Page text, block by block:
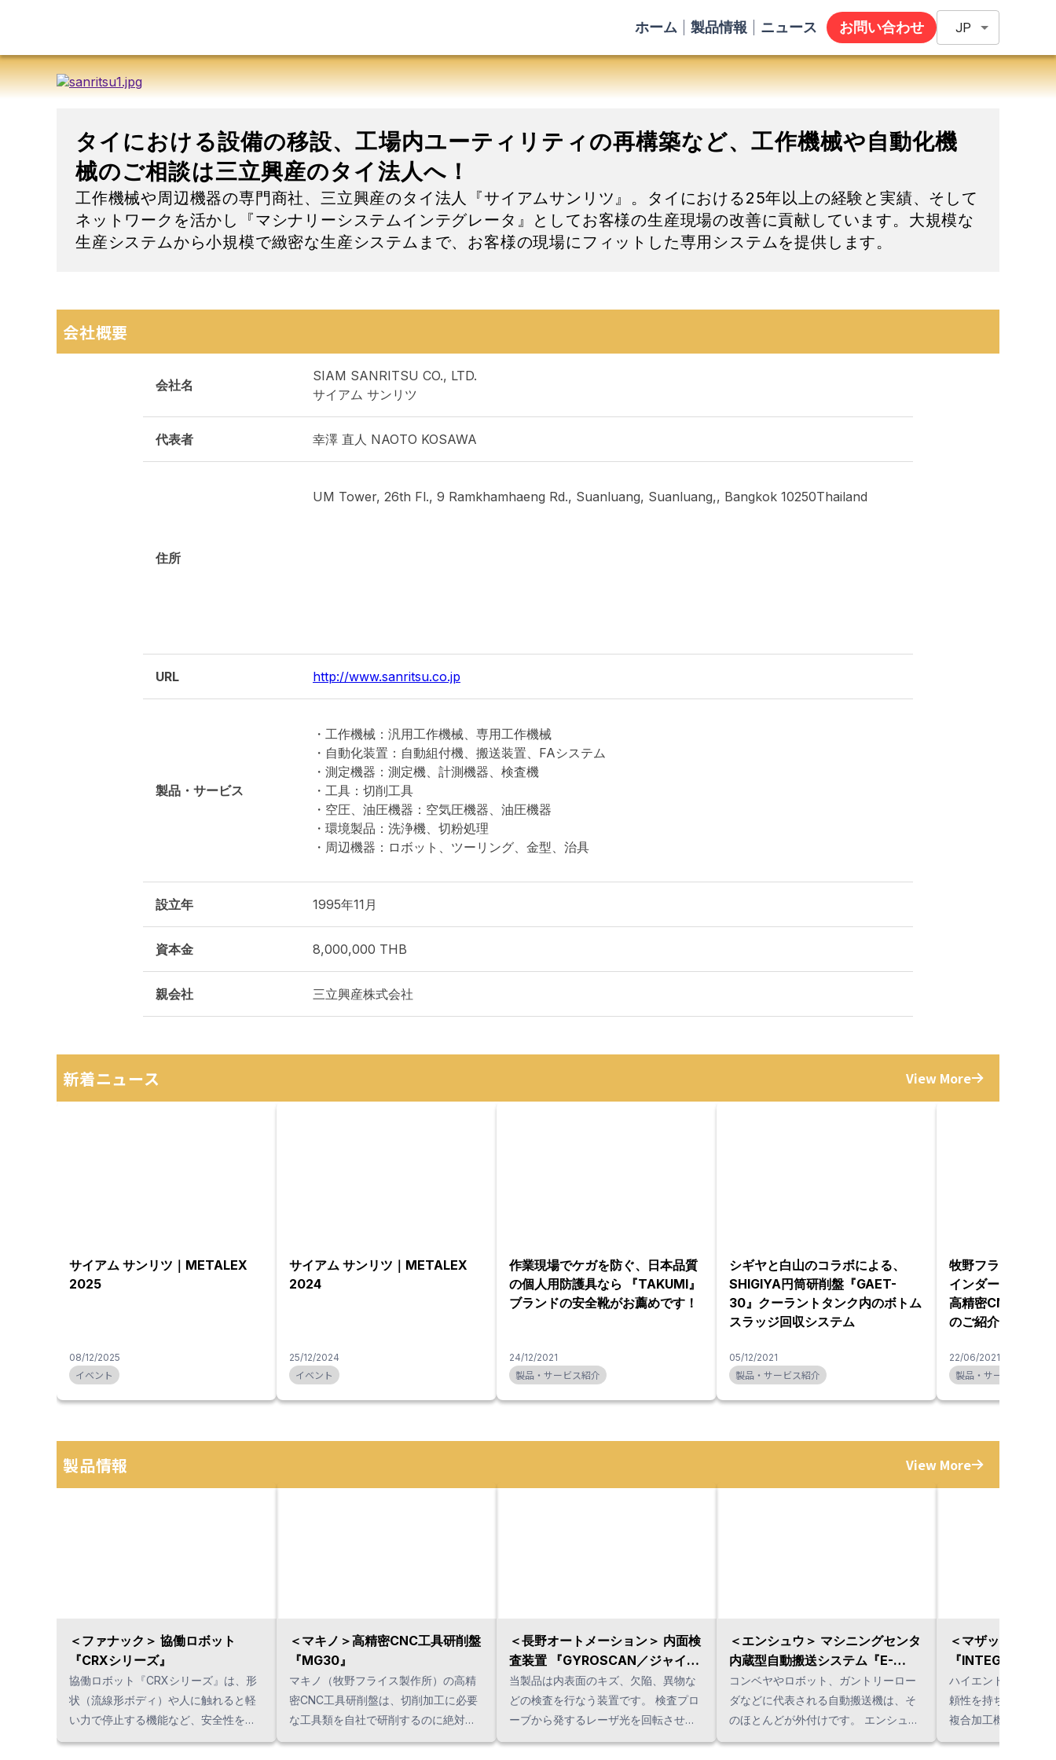
ホーム 製品情報 ニュース お問い合わせ JP
タイにおける設備の移設、工場内ユーティリティの再構築など、工作機械や自動化機
械のご相談は三立興産のタイ法人へ！
工作機械や周辺機器の専門商社、三立興産のタイ法人『サイアムサンリツ』。タイにおける25年以上の経験と実績、そして
ネットワークを活かし『マシナリーシステムインテグレータ』としてお客様の生産現場の改善に貢献しています。大規模な
生産システムから小規模で緻密な生産システムまで、お客様の現場にフィットした専用システムを提供します。
会社概要
会社名
SIAM SANRITSU CO., LTD.
サイアム サンリツ
代表者 幸澤 直人 NAOTO KOSAWA
住所
UM Tower, 26th Fl., 9 Ramkhamhaeng Rd., Suanluang, Suanluang,, Bangkok 10250Thailand
URL http://www.sanritsu.co.jp
製品・サービス
・工作機械：汎用工作機械、専用工作機械
・自動化装置：自動組付機、搬送装置、FAシステム
・測定機器：測定機、計測機器、検査機
・工具：切削工具
・空圧、油圧機器：空気圧機器、油圧機器
・環境製品：洗浄機、切粉処理
・周辺機器：ロボット、ツーリング、金型、治具
設立年 1995年11月
資本金 8,000,000 THB
親会社 三立興産株式会社
新着ニュース View More
サイアム サンリツ｜METALEX
2025
08/12/2025
イベント
サイアム サンリツ｜METALEX
2024
25/12/2024
イベント
作業現場でケガを防ぐ、日本品質
の個人用防護具なら 『TAKUMI』
ブランドの安全靴がお薦めです！
24/12/2021
製品・サービス紹介
シギヤと白山のコラボによる、
SHIGIYA円筒研削盤『GAET-
30』クーラントタンク内のボトム
スラッジ回収システム
05/12/2021
製品・サービス紹介
牧野フライス精機
インダー
高精密CNC工具
のご紹介
22/06/2021
製品・サービス紹介
製品情報 View More
＜ファナック＞ 協働ロボット
『CRXシリーズ』
協働ロボット『CRXシリーズ』は、形
状（流線形ボディ）や人に触れると軽
い力で停止する機能など、安全性を重
視しています。 また、クレーンなしで
＜マキノ＞高精密CNC工具研削盤
『MG30』
マキノ（牧野フライス製作所）の高精
密CNC工具研削盤は、切削加工に必要
な工具類を自社で研削するのに絶対に
必要な機械です。 なかでも『MG30』
＜長野オートメーション＞ 内面検
査装置 『GYROSCAN／ジャイロ
スキャン』
当製品は内表面のキズ、欠陥、異物な
どの検査を行なう装置です。 検査プロ
ーブから発するレーザ光を回転させな
がら円筒内を移動・検査します。 プロ
＜エンシュウ＞ マシニングセンタ
内蔵型自動搬送システム『E-
Loader』
コンベヤやロボット、ガントリーロー
ダなどに代表される自動搬送機は、そ
のほとんどが外付けです。 エンシュウ
の『E-Loader』は自動搬送装置とマシ
＜マザック＞ 複
『INTEGREX j シ
ハイエンド機並みの
頼性を持ちながら、
複合加工機が『
です。 中でも『j-200』は、人間工学